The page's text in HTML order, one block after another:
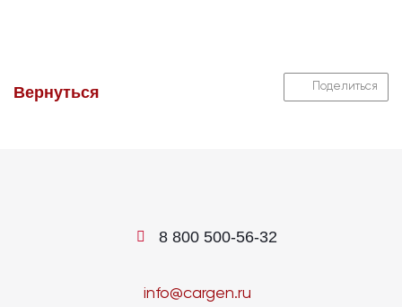
Вернуться Поделиться
8 800 500-56-32
info@cargen.ru